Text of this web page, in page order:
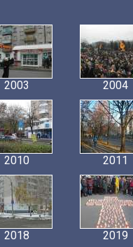
2003 2004
2010 2011
2018 2019